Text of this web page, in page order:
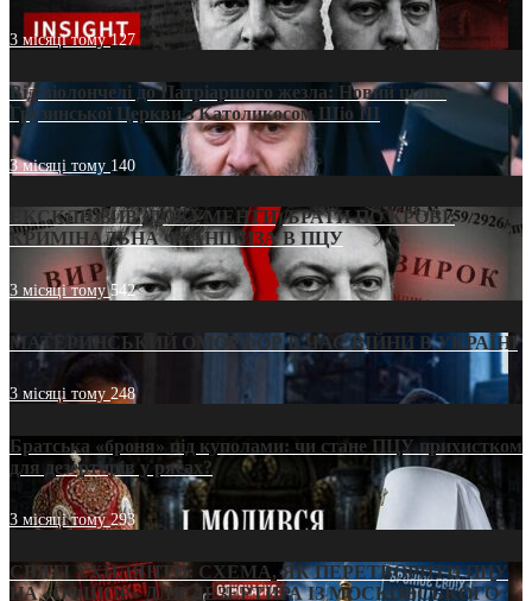
3 місяці тому127
Від віолончелі до Патріаршого жезла: Новий шлях
Грузинської Церкви з Католикосом Шіо III
3 місяці тому 140
ЕКСКЛЮЗИВ (ДОКУМЕНТИ)/БРАТИ ПО КРОВІ:
КРИМІНАЛЬНА ФРАНШИЗА В ПЦУ
3 місяці тому542
МАТЕРИНСЬКИЙ ОМОРФОР В ЧАС ВІЙНИ В УКРАЇНІ
3 місяці тому248
Братська «броня» під куполами: чи стане ПЦУ прихистком
для дезертирів у рясах?
3 місяці тому293
СВЯТІ УХИЛЯНТИ: СХЕМА, ЯК ПЕРЕТВОРИТИ ПЦУ
НА «ОФШОР» ДЛЯ ДЕЗЕРТИРА ІЗ МОСКОВСЬКОГО